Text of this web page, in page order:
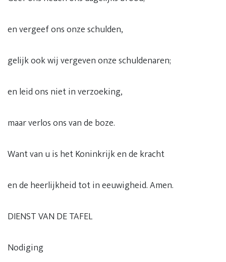
en vergeef ons onze schulden,
gelijk ook wij vergeven onze schuldenaren;
en leid ons niet in verzoeking,
maar verlos ons van de boze.
Want van u is het Koninkrijk en de kracht
en de heerlijkheid tot in eeuwigheid. Amen.
DIENST VAN DE TAFEL
Nodiging